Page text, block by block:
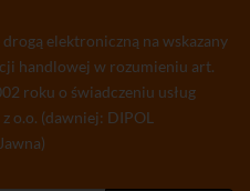
elektroniczną na wskazany
handlowej w rozumieniu art.
roku o świadczeniu usług
o.o. (dawniej: DIPOL